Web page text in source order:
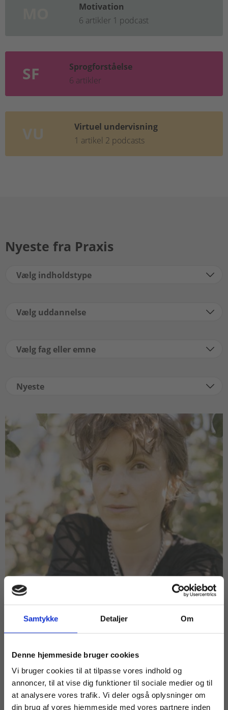
Samtykke Detaljer Om
Denne hjemmeside bruger cookies
Vi bruger cookies til at tilpasse vores indhold og
annoncer, til at vise dig funktioner til sociale medier og til
at analysere vores trafik. Vi deler også oplysninger om
din brug af vores hjemmeside med vores partnere inden
Motivation
6 artikler 1 podcast
SF
Sprogforståelse
6 artikler
VU
Virtuel undervisning
1 artikel 2 podcasts
Nyeste fra Praxis
Vælg indholdstype
Vælg uddannelse
Vælg fag eller emne
Nyeste
Webinar: Ditte Holm Bro
HF HHX HTX STX
Køb læremidler og find masterclasses mm.
Fortsæt som: